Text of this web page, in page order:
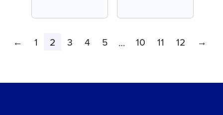
← 1 2 3 4 5 … 10 11 12 →